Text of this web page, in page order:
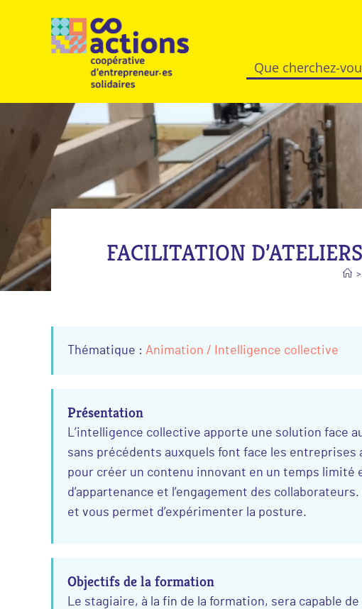
FACILITATION
>
Thématique : Animation / Intelligence collective
Présentation
L’intelligence collective apporte une solution face
sans précédents auxquels font face les entreprises
pour créer un contenu innovant en un temps
d’appartenance et l’engagement des
et vous permet d’expérimenter la posture.
Objectifs de la formation
Le stagiaire, à la fin de la formation, sera capable de